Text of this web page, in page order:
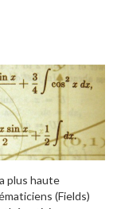
plus haute
(Fields)